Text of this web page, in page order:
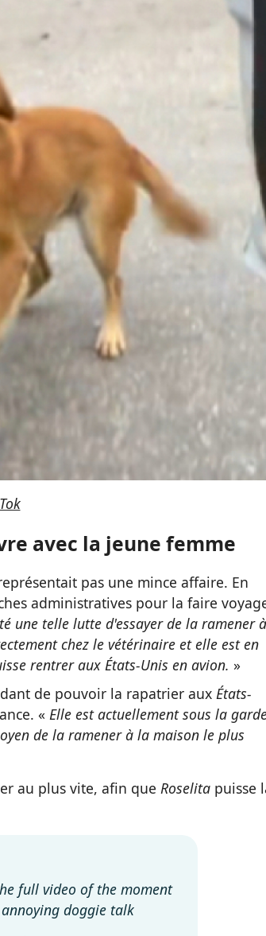
avec la jeune femme
pas une mince affaire. En
administratives pour la faire
une telle lutte d'essayer de la ramener à
chez le vétérinaire et elle est en
rentrer aux États-Unis en avion. »
de pouvoir la rapatrier aux États-
« Elle est actuellement sous la
de la ramener à la maison le plus
au plus vite, afin que Roselita puisse
full video of the moment
doggie talk